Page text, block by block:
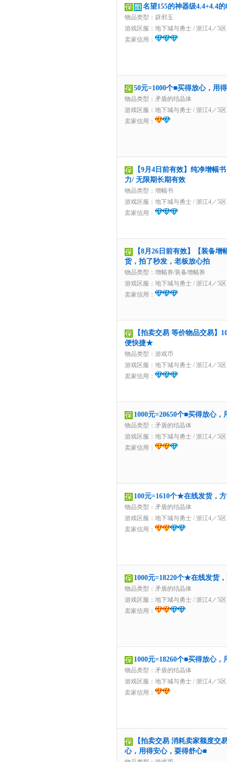
名望155的神器级4.4+4.4
物品类型：辟邪玉
游戏区服： 地下城与勇士 / 浙江4／5区
卖家信用：
50元=1000个■买得放心，用
物品类型：矛盾的结晶体
游戏区服： 地下城与勇士 / 浙江4／5区
卖家信用：
【9月4日前有效】纯净增幅
力/ 无限期长期有效
物品类型：增幅书
游戏区服： 地下城与勇士 / 浙江4／5区
卖家信用：
【8月26日前有效】【装备
货，拍了秒发，老板放心拍
物品类型：增幅券/装备增幅券
游戏区服： 地下城与勇士 / 浙江4／5区
卖家信用：
【拍卖交易 等价物品交易】
便快捷★
物品类型：游戏币
游戏区服： 地下城与勇士 / 浙江4／5区
卖家信用：
1000元=20650个■买得放心
物品类型：矛盾的结晶体
游戏区服： 地下城与勇士 / 浙江4／5区
卖家信用：
100元=1610个★在线发货，
物品类型：矛盾的结晶体
游戏区服： 地下城与勇士 / 浙江4／5区
卖家信用：
1000元=18220个★在线发货
物品类型：矛盾的结晶体
游戏区服： 地下城与勇士 / 浙江4／5区
卖家信用：
1000元=18260个■买得放心
物品类型：矛盾的结晶体
游戏区服： 地下城与勇士 / 浙江4／5区
卖家信用：
【拍卖交易 消耗卖家额度交
心，用得安心，耍得舒心■